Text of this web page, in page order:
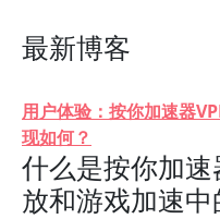
最新博客
用户体验：按你加速器
现如何？
什么是按你加
放和游戏加速中